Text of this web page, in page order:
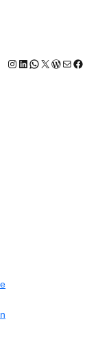
Instagram
LinkedIn
WhatsApp
X E-Mail